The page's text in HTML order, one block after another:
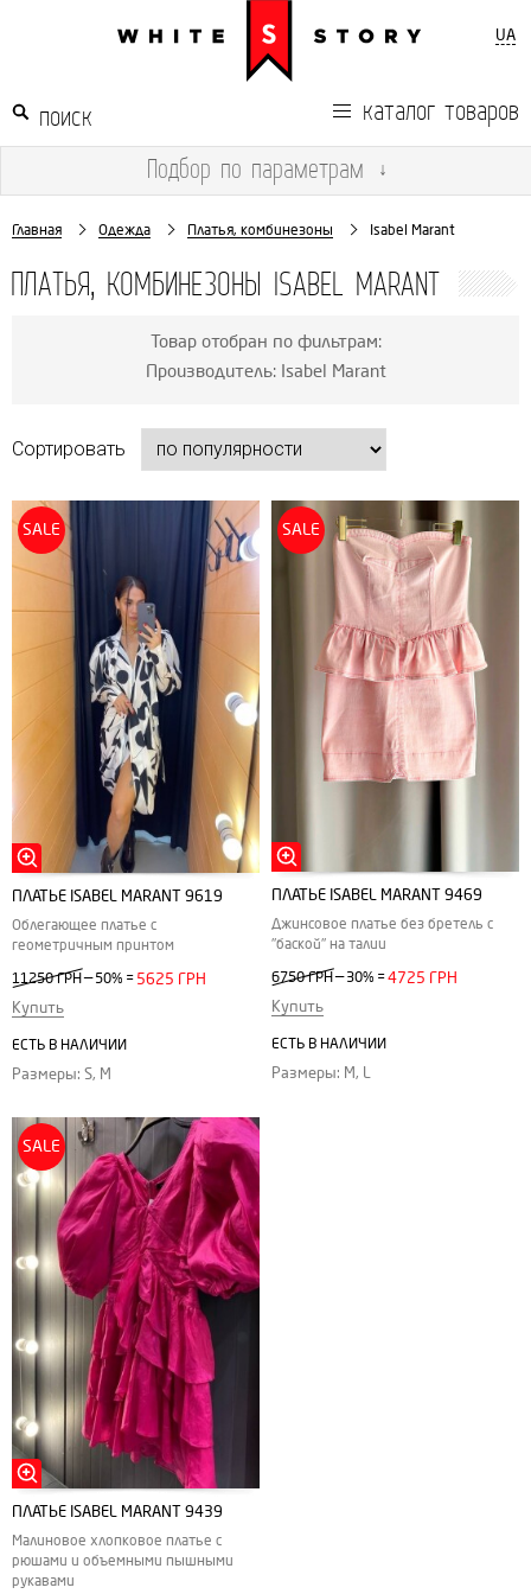
UA
каталог товаров
Подбор по параметрам ↓
Главная Одежда Платья, комбинезоны Isabel Marant
ПЛАТЬЯ, КОМБИНЕЗОНЫ ISABEL MARANT
Товар отобран по фильтрам:
Производитель: Isabel Marant
Сортировать
SALE
ПЛАТЬЕ ISABEL MARANT 9619
Облегающее платье с
геометричным принтом
11250 ГРН— 50% = 5625 ГРН
Купить
ЕСТЬ В НАЛИЧИИ
Размеры: S, M
SALE
ПЛАТЬЕ ISABEL MARANT 9469
Джинсовое платье без бретель с
"баской" на талии
6750 ГРН— 30% =4725 ГРН
Купить
ЕСТЬ В НАЛИЧИИ
Размеры: M, L
SALE
ПЛАТЬЕ ISABEL MARANT 9439
Малиновое хлопковое платье с
рюшами и объемными пышными
рукавами